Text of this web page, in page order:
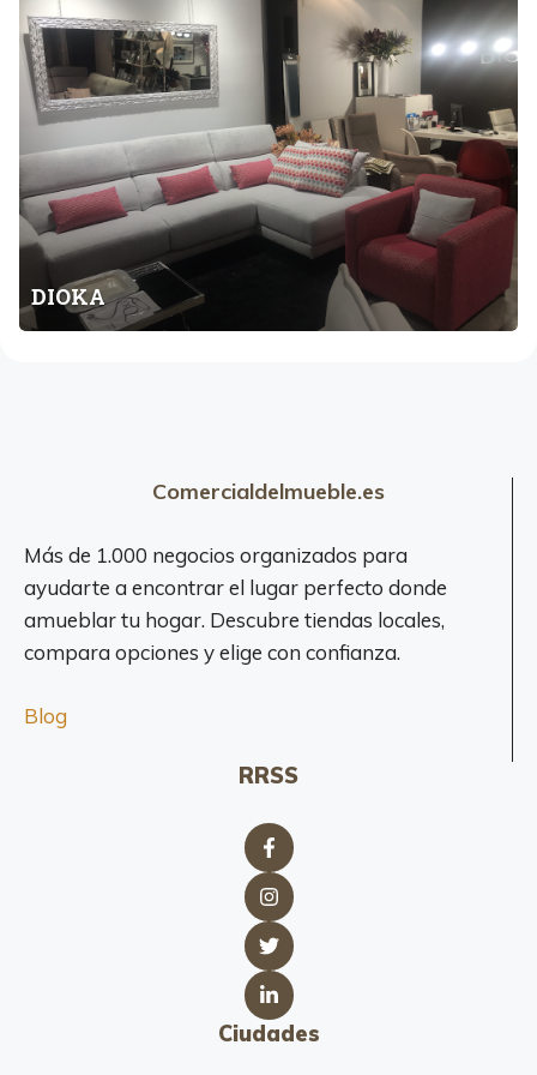
O
K
A
DIOKA
Comercialdelmueble.es
Más de 1.000 negocios organizados para
ayudarte a encontrar el lugar perfecto donde
amueblar tu hogar. Descubre tiendas locales,
compara opciones y elige con confianza.
Blog
RRSS
Ciudades